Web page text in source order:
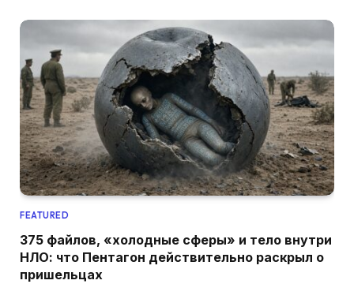
FEATURED
375 файлов, «холодные сферы» и тело внутри
НЛО: что Пентагон действительно раскрыл о
пришельцах